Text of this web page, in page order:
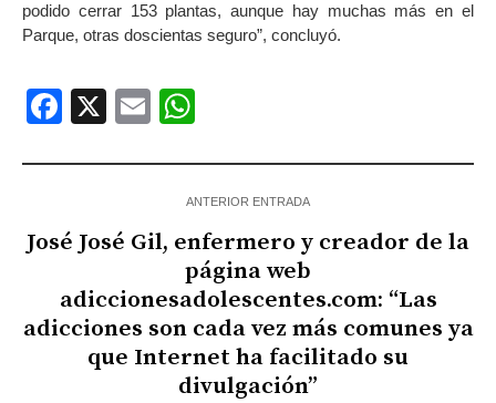
podido cerrar 153 plantas, aunque hay muchas más en el
Parque, otras doscientas seguro”, concluyó.
Facebook
X Email
ANTERIOR ENTRADA
José José Gil, enfermero y creador de la
página web
adiccionesadolescentes.com: “Las
adicciones son cada vez más comunes ya
que Internet ha facilitado su
divulgación”